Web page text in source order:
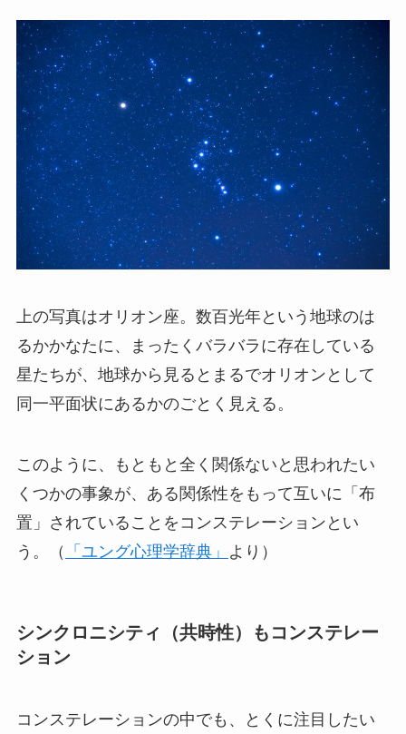
上の写真はオリオン座。数百光年という地球のは
るかかなたに、まったくバラバラに存在している
星たちが、地球から見るとまるでオリオンとして
同一平面状にあるかのごとく見える。
このように、もともと全く関係ないと思われたい
くつかの事象が、ある関係性をもって互いに「布
置」されていることをコンステレーションとい
う。（
「ユング心理学辞典」 より）
シンクロニシティ（共時性）もコンステレー
ション
コンステレーションの中でも、とくに注目したい